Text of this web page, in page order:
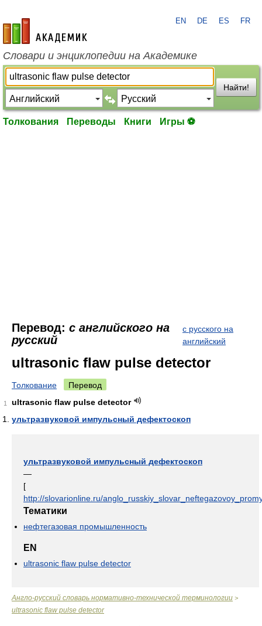
academic.ru
EN DE ES FR
Словари и энциклопедии на Академике
Найти!
Толкования Переводы Книги Игры ⚽
Перевод: с английского на
русский
с русского на
английский
ultrasonic flaw pulse detector
Толкование Перевод
1
ultrasonic flaw pulse detector
ультразвуковой импульсный дефектоскоп
ультразвуковой импульсный дефектоскоп
—
[
http://slovarionline.ru/
Тематики
нефтегазовая промышленность
EN
ultrasonic flaw pulse detector
Англо-русский словарь нормативно-технической терминологии >
ultrasonic flaw pulse detector